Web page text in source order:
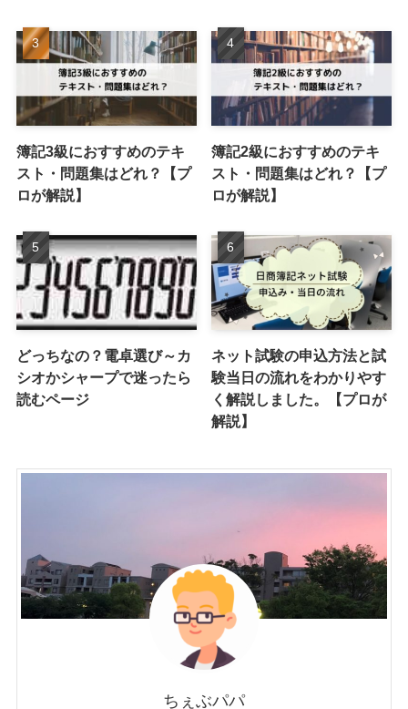
簿記3級におすすめのテキ
スト・問題集はどれ？【プ
ロが解説】
簿記2級におすすめのテキ
スト・問題集はどれ？【プ
ロが解説】
どっちなの？電卓選び～カ
シオかシャープで迷ったら
読むページ
ネット試験の申込方法と試
験当日の流れをわかりやす
く解説しました。【プロが
解説】
ちぇぶパパ